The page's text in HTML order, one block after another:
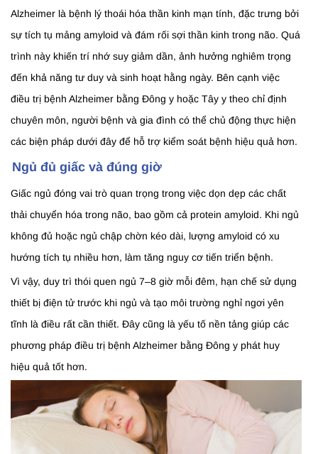
Alzheimer là bệnh lý thoái hóa thần kinh mạn tính, đặc trưng bởi
sự tích tụ mảng amyloid và đám rối sợi thần kinh trong não. Quá
trình này khiến trí nhớ suy giảm dần, ảnh hưởng nghiêm trọng
đến khả năng tư duy và sinh hoạt hằng ngày. Bên cạnh việc
điều trị bệnh Alzheimer bằng Đông y hoặc Tây y theo chỉ định
chuyên môn, người bệnh và gia đình có thể chủ động thực hiện
các biện pháp dưới đây để hỗ trợ kiểm soát bệnh hiệu quả hơn.
Ngủ đủ giấc và đúng giờ
Giấc ngủ đóng vai trò quan trọng trong việc dọn dẹp các chất
thải chuyển hóa trong não, bao gồm cả protein amyloid. Khi ngủ
không đủ hoặc ngủ chập chờn kéo dài, lượng amyloid có xu
hướng tích tụ nhiều hơn, làm tăng nguy cơ tiến triển bệnh.
Vì vậy, duy trì thói quen ngủ 7–8 giờ mỗi đêm, hạn chế sử dụng
thiết bị điện tử trước khi ngủ và tạo môi trường nghỉ ngơi yên
tĩnh là điều rất cần thiết. Đây cũng là yếu tố nền tảng giúp các
phương pháp điều trị bệnh Alzheimer bằng Đông y phát huy
hiệu quả tốt hơn.